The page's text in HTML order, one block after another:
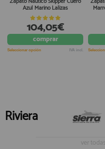
Azul Marino Lalizas
104,05€
comprar
Seleccionar opción IVA incl.
Riviera
ver